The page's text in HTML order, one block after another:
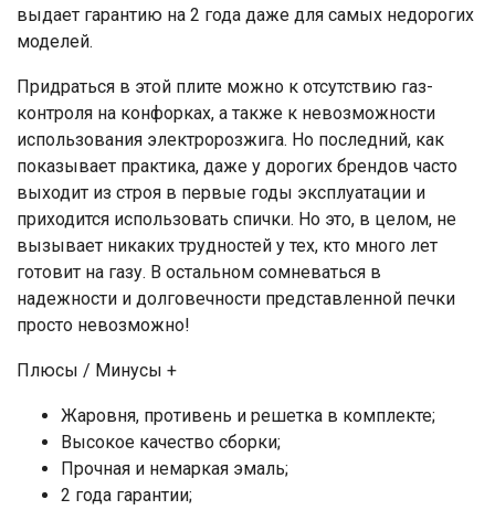
выдает гарантию на 2 года даже для самых недорогих
моделей.
Придраться в этой плите можно к отсутствию газ-
контроля на конфорках, а также к невозможности
использования электророзжига. Но последний, как
показывает практика, даже у дорогих брендов часто
выходит из строя в первые годы эксплуатации и
приходится использовать спички. Но это, в целом, не
вызывает никаких трудностей у тех, кто много лет
готовит на газу. В остальном сомневаться в
надежности и долговечности представленной печки
просто невозможно!
Плюсы / Минусы +
Жаровня, противень и решетка в комплекте;
Высокое качество сборки;
Прочная и немаркая эмаль;
2 года гарантии;